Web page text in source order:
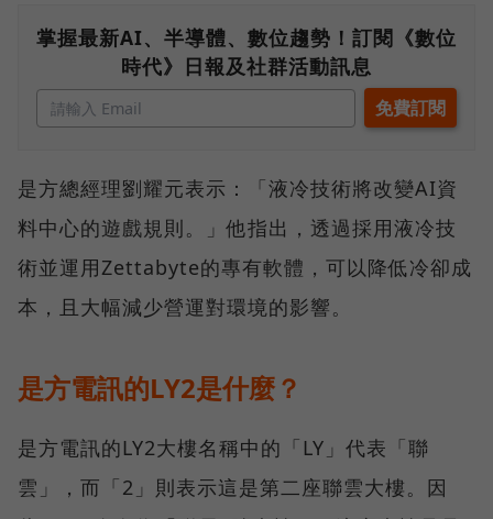
掌握最新AI、半導體、數位趨勢！訂閱《數位
時代》日報及社群活動訊息
是方總經理劉耀元表示：「液冷技術將改變AI資
料中心的遊戲規則。」他指出，透過採用液冷技
術並運用Zettabyte的專有軟體，可以降低冷卻成
本，且大幅減少營運對環境的影響。
是方電訊的LY2是什麼？
是方電訊的LY2大樓名稱中的「LY」代表「聯
雲」，而「2」則表示這是第二座聯雲大樓。因